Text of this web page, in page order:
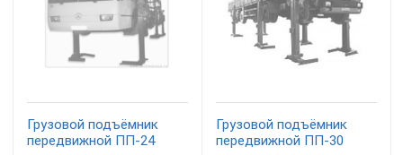
Грузовой подъёмник
передвижной ПП-24
Грузовой подъёмник
передвижной ПП-30